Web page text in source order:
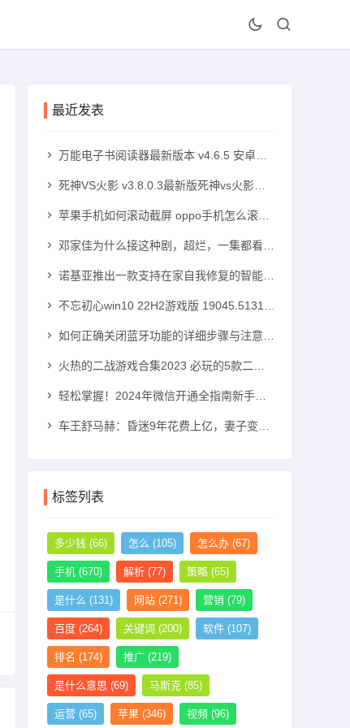
最近发表
万能电子书阅读器最新版本 v4.6.5 安卓版手机txt阅读器「万能电子书阅读器最新版本 v4.6.5 安卓版」
死神VS火影 v3.8.0.3最新版死神vs火影手机版「死神VS火影 v3.8.0.3最新版」
苹果手机如何滚动截屏 oppo手机怎么滚动截屏苹果手机怎么滚动截屏「苹果手机如何滚动截屏 oppo手机怎么滚动截屏」
邓家佳为什么接这种剧，超烂，一集都看不下去！高中可以带手机吗「邓家佳为什么接这种剧，超烂，一集都看不下去！」
诺基亚推出一款支持在家自我修复的智能手机诺基亚智能手机「诺基亚推出一款支持在家自我修复的智能手机」
不忘初心win10 22H2游戏版 19045.5131 x64无更新版windows10手机版「不忘初心win10 22H2游戏版 19045.5131 x64无更新版」
如何正确关闭蓝牙功能的详细步骤与注意事项蓝牙手机「如何正确关闭蓝牙功能的详细步骤与注意事项」
火热的二战游戏合集2023 必玩的5款二战游戏推荐二战游戏手机游戏「火热的二战游戏合集2023 必玩的5款二战游戏推荐」
轻松掌握！2024年微信开通全指南新手机号怎么注册微信「轻松掌握！2024年微信开通全指南」
车王舒马赫：昏迷9年花费上亿，妻子变卖其私人飞机和别墅法拉利手机「车王舒马赫：昏迷9年花费上亿，妻子变卖其私人飞机和别墅」
标签列表
多少钱 (66) 怎么 (105) 怎么办 (67)
手机 (670) 解析 (77) 策略 (65)
是什么 (131) 网站 (271) 营销 (79)
百度 (264) 关键词 (200) 软件 (107)
排名 (174) 推广 (219)
是什么意思 (69) 马斯克 (85)
运营 (65) 苹果 (346) 视频 (96)